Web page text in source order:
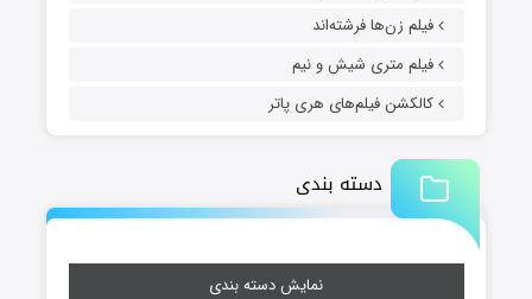
فیلم زن‌ها فرشته‌اند
فیلم متری شیش و نیم
کالکشن فیلم‌های هری پاتر
دسته بندی
نمایش دسته بندی